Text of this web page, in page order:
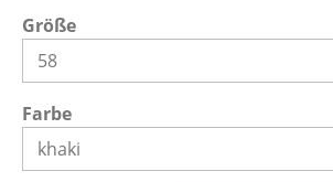
Größeauswählen
Farbeauswählen